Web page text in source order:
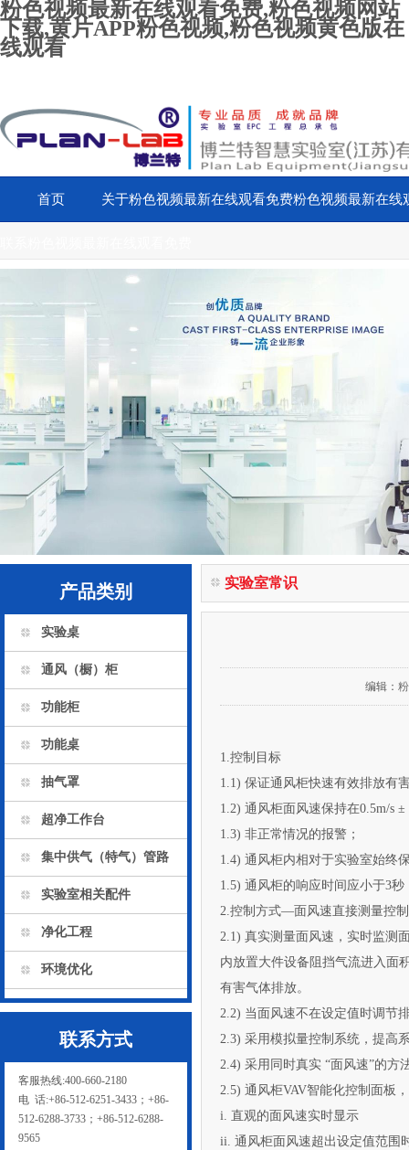
粉色视频最新在线观看免费,粉色视频网站
下载,黄片APP粉色视频,粉色视频黄色版在
线观看
首页 关于粉色视频最新在线观看免费粉色视频最新在线
产品类别
实验桌
通风（橱）柜
功能柜
功能桌
抽气罩
超净工作台
集中供气（特气）管路
实验室相关配件
净化工程
环境优化
联系方式
客服热线:400-660-2180
电 话:+86-512-6251-3433；+86-
512-6288-3733；+86-512-6288-
9565
实验室常识
编辑：
1.控制目标
1.1) 保证通风柜快速有效排放有害物
1.2) 通风柜面风速保持在0.5m/s
1.3) 非正常情况的报警；
1.4) 通风柜内相对于实验室始终保持
1.5) 通风柜的响应时间应小于3秒
2.控制方式—面风速直接测量控制法
2.1) 真实测量面风速，实时监测面
内放置大件设备阻挡气流进入面积
有害气体排放。
2.2) 当面风速不在设定值时调节排风
2.3) 采用模拟量控制系统，提高
2.4) 采用同时真实 “面风速”的方法
2.5) 通风柜VAV智能化控制面板
i. 直观的面风速实时显示
ii. 通风柜面风速超出设定值范围